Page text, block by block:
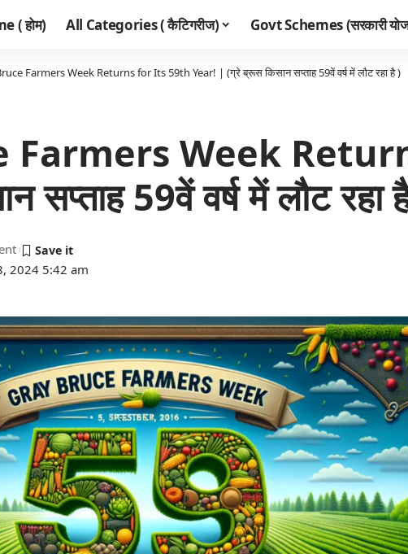
( होम) All Categories ( कैटिगरीज) Govt Schemes (सरकारी
Farmers Week Returns for Its 59th Year! | (ग्रे ब्रूस किसान सप्ताह 59वें वर्ष में लौट रहा है )
Farmers Week
सप्ताह 59वें वर्ष में लौट रहा
2024 5:42 am